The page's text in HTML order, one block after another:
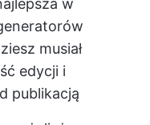
w
musiał
edycji i
publikacją